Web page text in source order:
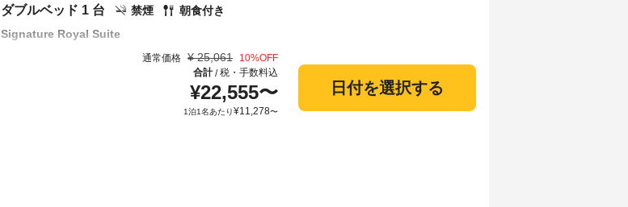
Signature Royal Suite
禁煙 朝食付き
ダブルベッド 1 台
通常価格 ¥ 25,061 10%OFF
合計/税・手数料込
¥22,555〜
1泊1名あたり¥11,278〜
日付を選択する